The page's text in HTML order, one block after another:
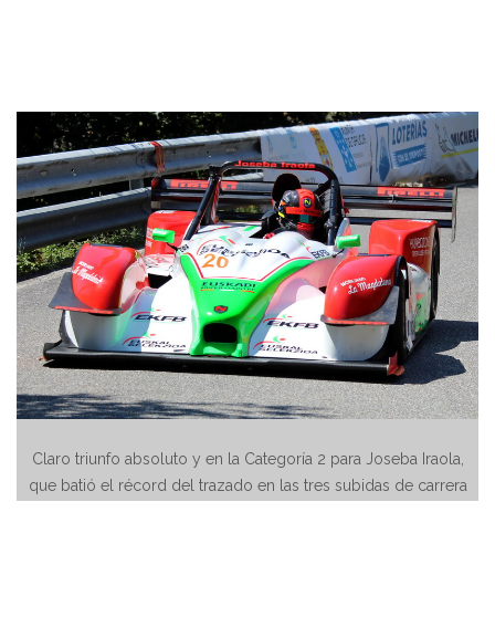
Claro triunfo absoluto y en la Categoría 2 para Joseba Iraola,
que batió el récord del trazado en las tres subidas de carrera